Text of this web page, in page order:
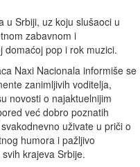
u Srbiji, uz koju slušaoci u
zabavnom i
pop i rok muzici.
Naxi Nacionala informiše se
zanimljivih voditelja,
novosti o najaktuelnijim
već dobro poznatih
uživate u priči o
humora i pažljivo
krajeva Srbije.